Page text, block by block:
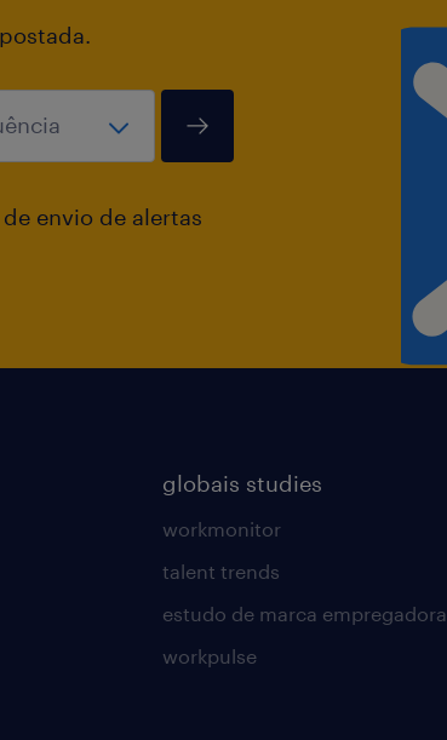
envio de alertas
globais studies
workmonitor
talent trends
estudo de marca empregadora
workpulse